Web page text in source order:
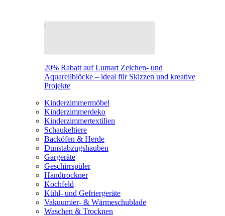
20% Rabatt auf Lumart Zeichen- und
Aquarellblöcke – ideal für Skizzen und kreative
Projekte
Kinderzimmermöbel
Kinderzimmerdeko
Kinderzimmertextilien
Schaukeltiere
Backöfen & Herde
Dunstabzugshauben
Gargeräte
Geschirrspüler
Handtrockner
Kochfeld
Kühl- und Gefriergeräte
Vakuumier- & Wärmeschublade
Waschen & Trocknen